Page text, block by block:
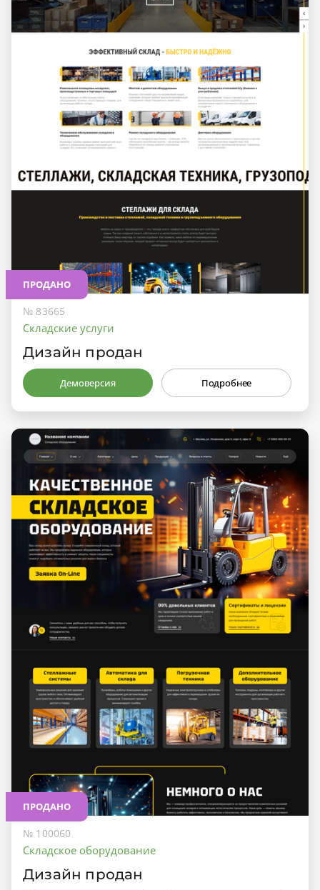
ПРОДАНО
№ 83665
Складские услуги
Дизайн продан
Демоверсия Подробнее
ПРОДАНО
№ 100060
Складское оборудование
Дизайн продан